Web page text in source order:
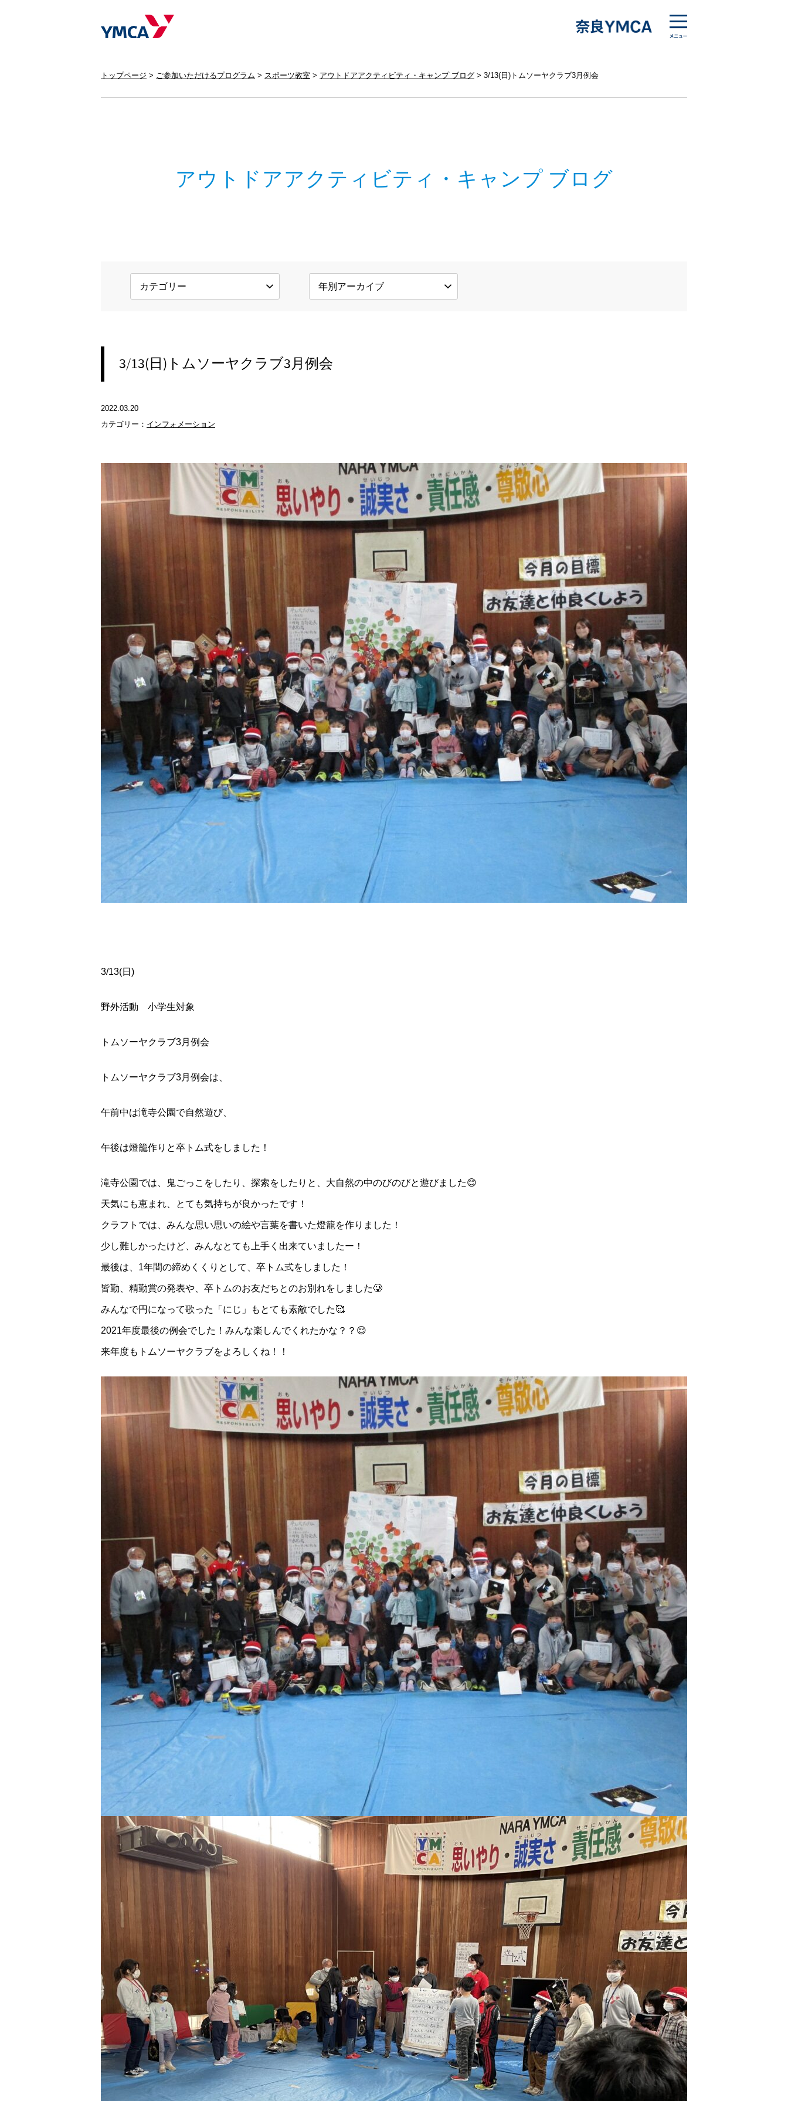
トップページ ご参加いただけるプログラム スポーツ教室 アウトドアアクティビティ・キャンプ ブログ 3/13(日)トムソーヤクラブ3月例会
アウトドアアクティビティ・キャンプ ブログ
3/13(日)トムソーヤクラブ3月例会
2022.03.20
カテゴリー： インフォメーション
3/13(日)
野外活動 小学生対象
トムソーヤクラブ3月例会
トムソーヤクラブ3月例会は、
午前中は滝寺公園で自然遊び、
午後は燈籠作りと卒トム式をしました！
滝寺公園では、鬼ごっこをしたり、探索をしたりと、大自然の中のびのびと遊びました😊
天気にも恵まれ、とても気持ちが良かったです！
クラフトでは、みんな思い思いの絵や言葉を書いた燈籠を作りました！
少し難しかったけど、みんなとても上手く出来ていましたー！
最後は、1年間の締めくくりとして、卒トム式をしました！
皆勤、精勤賞の発表や、卒トムのお友だちとのお別れをしました🥲
みんなで円になって歌った「にじ」もとても素敵でした🥰
2021年度最後の例会でした！みんな楽しんでくれたかな？？😌
来年度もトムソーヤクラブをよろしくね！！